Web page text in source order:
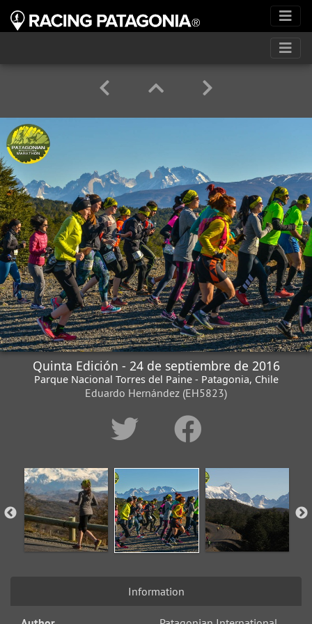
Quinta Edición - 24 de septiembre de 2016
Parque Nacional Torres del Paine - Patagonia, Chile
Eduardo Hernández (EH5823)
Information